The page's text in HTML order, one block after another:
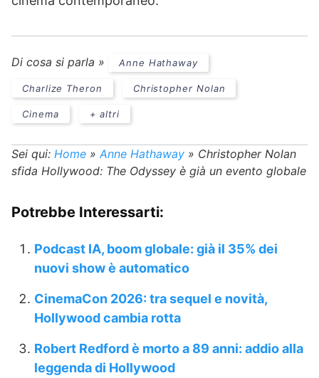
Di cosa si parla » Anne Hathaway
Charlize Theron Christopher Nolan
Cinema + altri
Sei qui: Home » Anne Hathaway » Christopher Nolan
sfida Hollywood: The Odyssey è già un evento globale
Potrebbe Interessarti:
Podcast IA, boom globale: già il 35% dei
nuovi show è automatico
CinemaCon 2026: tra sequel e novità,
Hollywood cambia rotta
Robert Redford è morto a 89 anni: addio alla
leggenda di Hollywood